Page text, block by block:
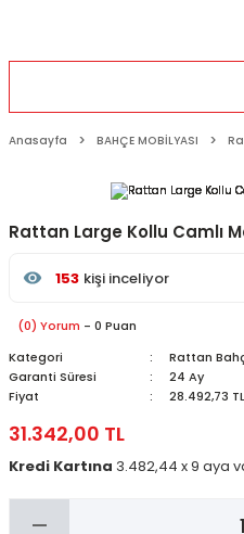
Anasayfa BAHÇE MOBİLYASI
Rattan Large Kollu Camlı
153 kişi inceliyor
Son 1 hafta içinde
(0) Yorum - 0 Puan
Kategori
Rattan
Garanti Süresi
24 Ay
Fiyat
28.492,73
31.342,00 TL
Kredi Kartına 3.482,44 x 9 aya